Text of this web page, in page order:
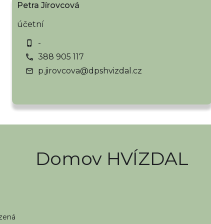
Petra Jírovcová
účetní
phone_iphone
call
mail
-
388 905 117
p.jirovcova@dpshvizdal.cz
Domov HVÍZDAL